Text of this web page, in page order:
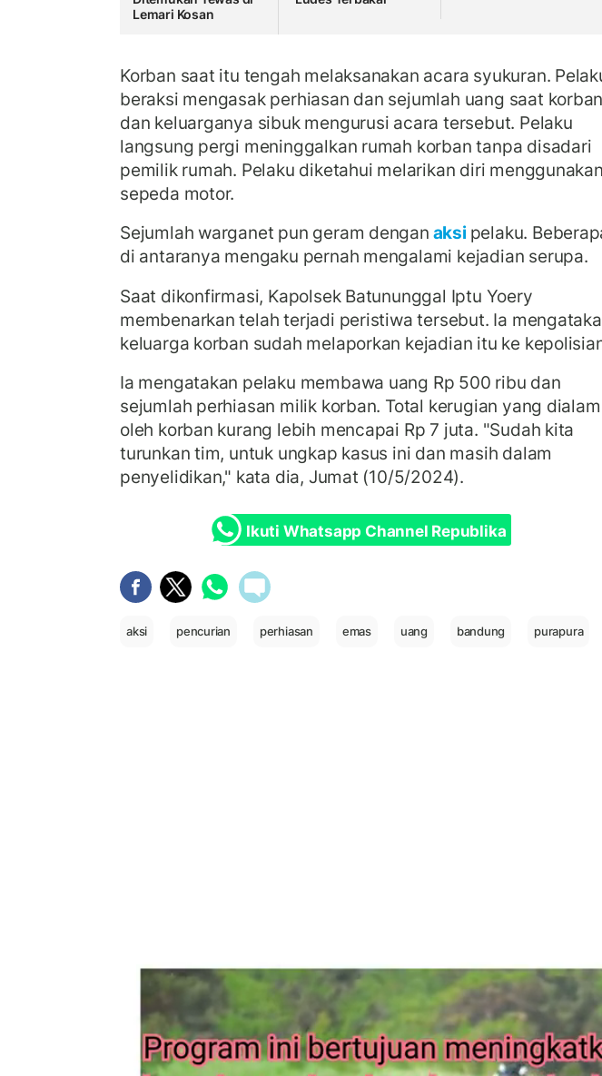
Lemari Kosan
Korban saat itu tengah melaksanakan acara syukuran.
beraksi mengasak perhiasan dan sejumlah uang saat korban
dan keluarganya sibuk mengurusi acara tersebut. Pelaku
langsung pergi meninggalkan rumah korban tanpa disadari
pemilik rumah. Pelaku diketahui melarikan diri menggunakan
sepeda motor.
Sejumlah warganet pun geram dengan aksi pelaku.
di antaranya mengaku pernah mengalami kejadian serupa.
Saat dikonfirmasi, Kapolsek Batununggal Iptu Yoery
membenarkan telah terjadi peristiwa tersebut. Ia
keluarga korban sudah melaporkan kejadian itu ke
Ia mengatakan pelaku membawa uang Rp 500 ribu dan
sejumlah perhiasan milik korban. Total kerugian yang
oleh korban kurang lebih mencapai Rp 7 juta. "Sudah kita
turunkan tim, untuk ungkap kasus ini dan masih dalam
penyelidikan," kata dia, Jumat (10/5/2024).
Ikuti Whatsapp Channel Republika
aksi pencurian perhiasan emas uang bandung purapura